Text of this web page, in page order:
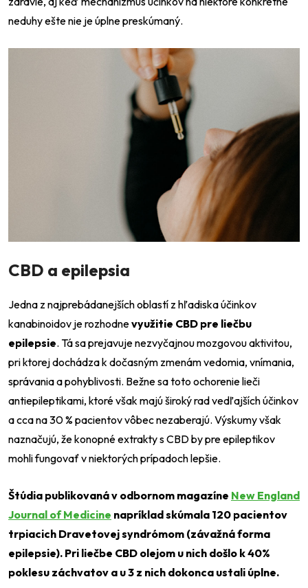
neduhy ešte nie je úplne preskúmaný.
CBD a epilepsia
Jedna z najprebádanejších oblastí z hľadiska účinkov
kanabinoidov je rozhodnevyužitie CBD pre liečbu
epilepsie. Tá sa prejavuje nezvyčajnou mozgovou aktivitou,
pri ktorej dochádza k dočasným zmenám vedomia, vnímania,
správania a pohyblivosti. Bežne sa toto ochorenie lieči
antiepileptikami, ktoré však majú široký rad vedľajších účinkov
a cca na 30 % pacientov vôbec nezaberajú. Výskumy však
naznačujú, že konopné extrakty s CBD by pre epileptikov
mohli fungovať v niektorých prípadoch lepšie.
Štúdia publikovaná v odbornom magazíne New England
Journal of Medicine napríklad skúmala 120 pacientov
trpiacich Dravetovej syndrómom (závažná forma
epilepsie). Pri liečbe CBD olejom u nich došlo k 40%
poklesu záchvatov a u 3 z nich dokonca ustali úplne.